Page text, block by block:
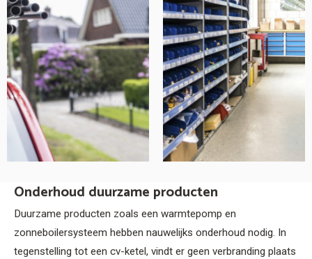
Onderhoud duurzame producten
Duurzame producten zoals een warmtepomp en
zonneboilersysteem hebben nauwelijks onderhoud nodig. In
tegenstelling tot een cv-ketel, vindt er geen verbranding plaats